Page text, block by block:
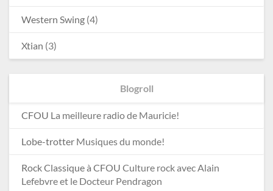
Western Swing (4)
Xtian (3)
Blogroll
CFOU La meilleure radio de Mauricie!
Lobe-trotter Musiques du monde!
Rock Classique à CFOU Culture rock avec Alain
Lefebvre et le Docteur Pendragon